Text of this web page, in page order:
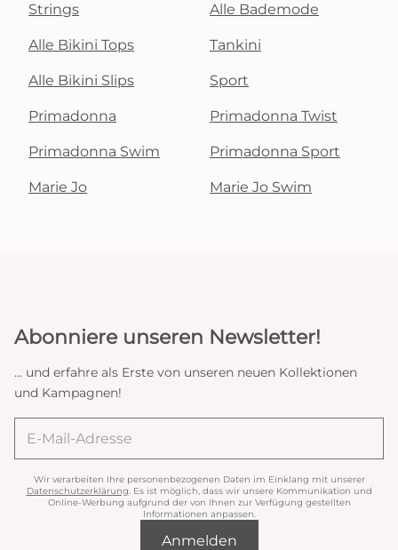
Strings Alle Bademode
Alle Bikini Tops Tankini
Alle Bikini Slips Sport
Primadonna Primadonna Twist
Primadonna Swim Primadonna Sport
Marie Jo Marie Jo Swim
Abonniere unseren Newsletter!
... und erfahre als Erste von unseren neuen Kollektionen
und Kampagnen!
Wir verarbeiten Ihre personenbezogenen Daten im Einklang mit unserer
Datenschutzerklärung . Es ist möglich, dass wir unsere Kommunikation und
Online-Werbung aufgrund der von Ihnen zur Verfügung gestellten
Informationen anpassen.
Anmelden